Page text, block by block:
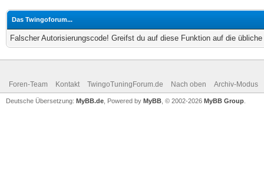
Das Twingoforum...
Falscher Autorisierungscode! Greifst du auf diese Funktion auf die
Foren-Team Kontakt TwingoTuningForum.de Nach oben Archiv-Modus
Deutsche Übersetzung: MyBB.de , Powered by MyBB , © 2002-2026 MyBB Group